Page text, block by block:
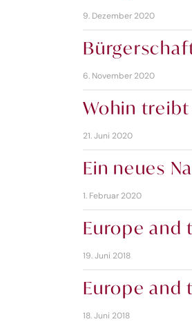
9. Dezember 2020
6. November 2020
Wohin
21. Juni 2020
Ein neues
1. Februar 2020
Europe and
19. Juni 2018
Europe and
18. Juni 2018